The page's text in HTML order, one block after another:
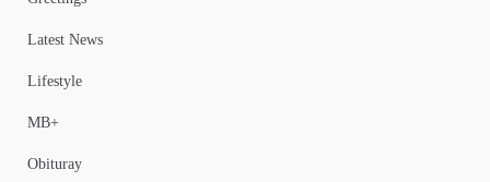
Latest News
Lifestyle
MB+
Obituray